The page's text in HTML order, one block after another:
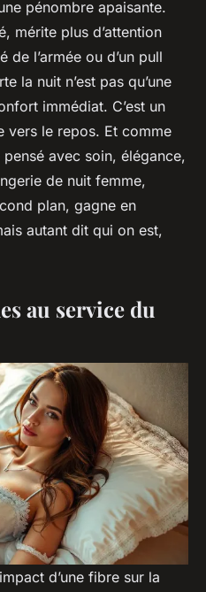
pénombre apaisante.
mérite plus d’attention
de l’armée ou d’un pull
la nuit n’est pas qu’une
immédiat. C’est un
vers le repos. Et comme
avec soin, élégance,
de nuit femme,
plan, gagne en
autant dit qui on est,
au service du
d’une fibre sur la